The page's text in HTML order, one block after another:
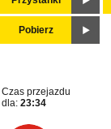
Pobierz
Czas przejazdu
dla: 23:34